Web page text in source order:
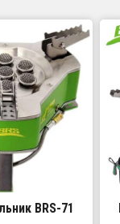
BRS-71